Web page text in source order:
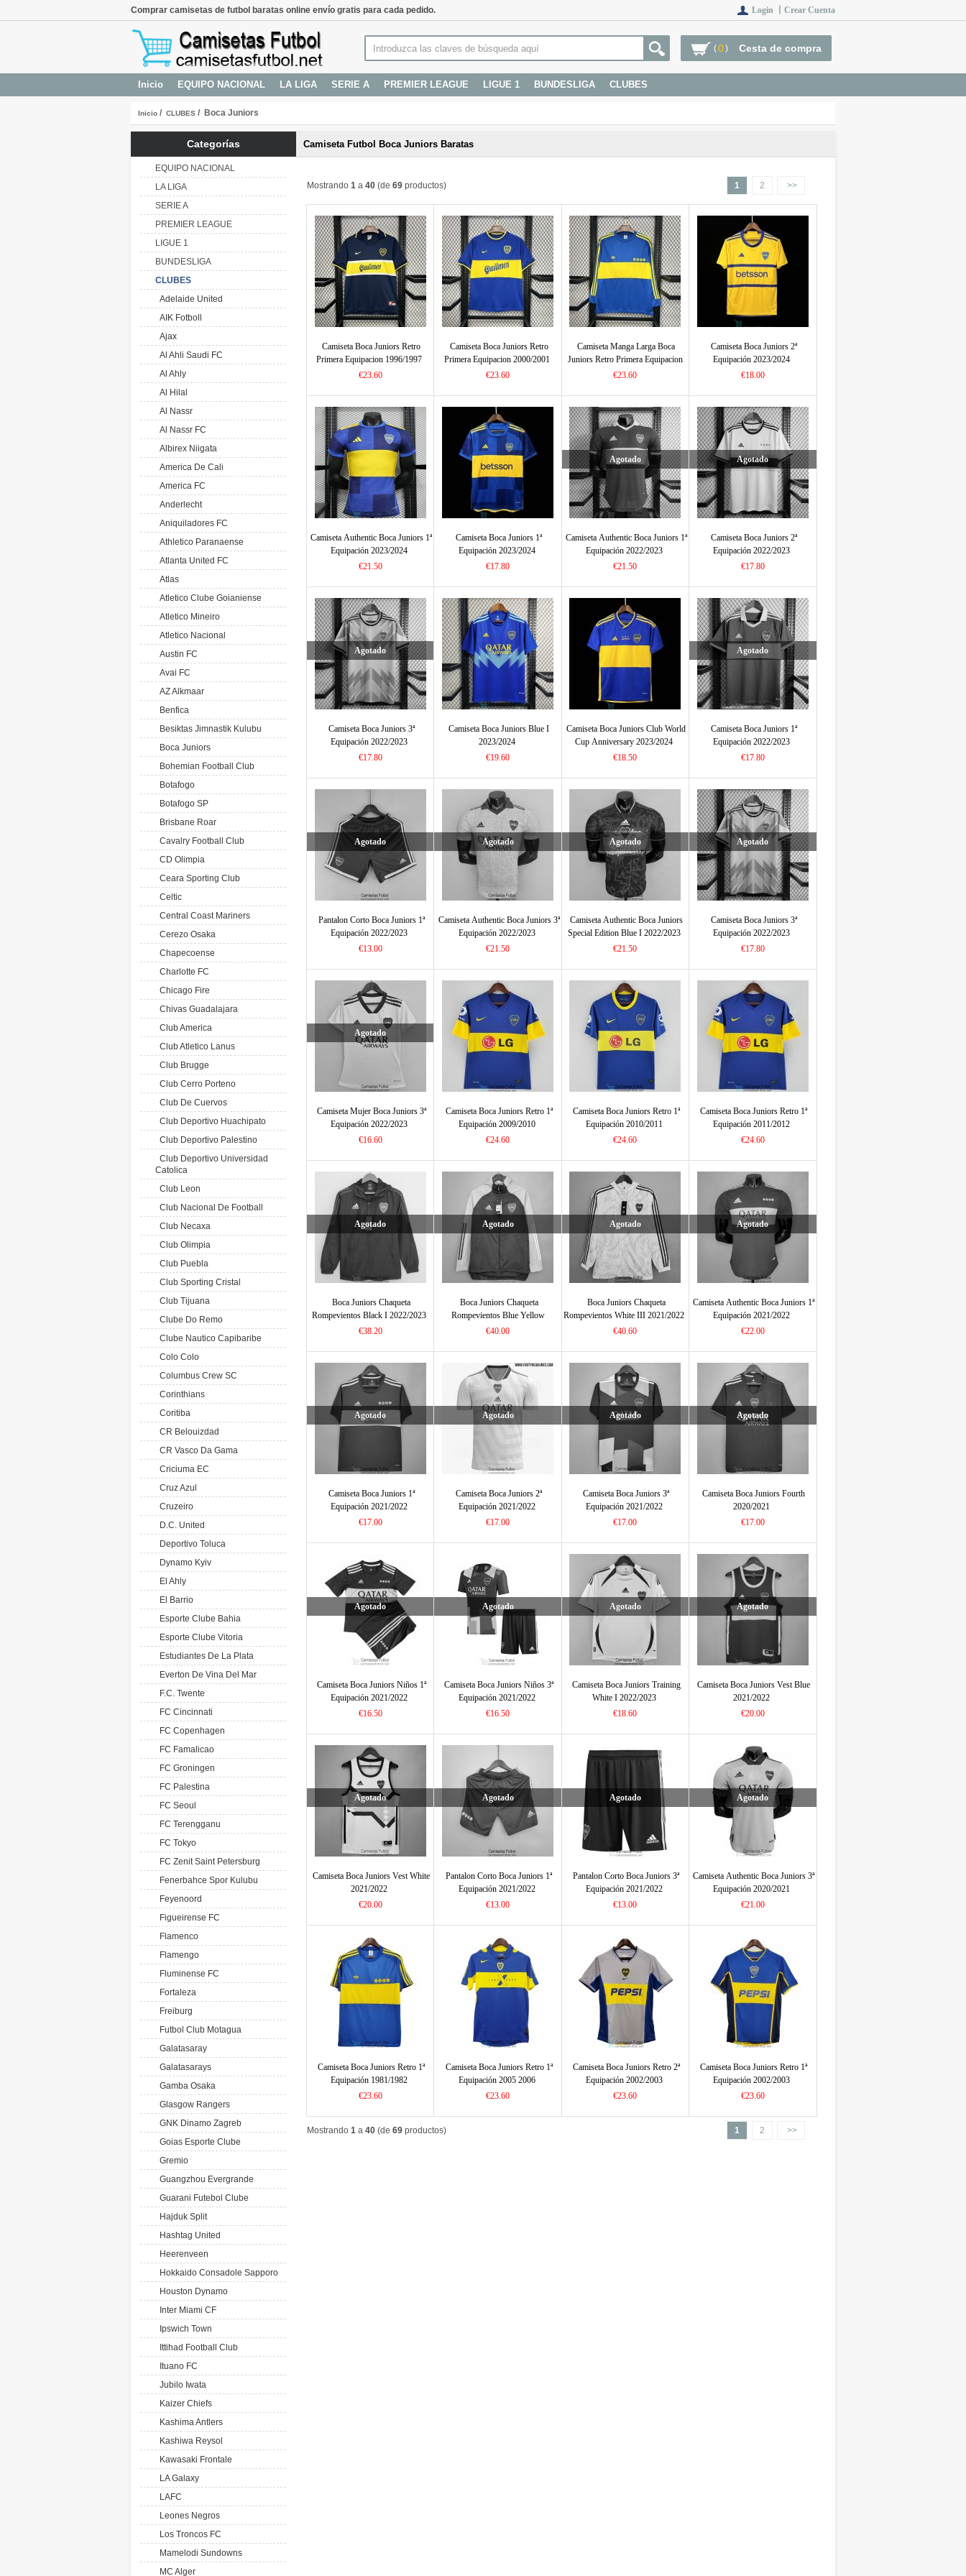
Comprar camisetas de futbol baratas online envío gratis para cada pedido. Login 丨 Crear Cuenta
(0) Cesta de compra
Inicio EQUIPO NACIONAL LA LIGA SERIE A PREMIER LEAGUE LIGUE 1 BUNDESLIGA CLUBES
Inicio / CLUBES / Boca Juniors
Categorías
EQUIPO NACIONAL
LA LIGA
SERIE A
PREMIER LEAGUE
LIGUE 1
BUNDESLIGA
CLUBES
Adelaide United
AIK Fotboll
Ajax
Al Ahli Saudi FC
Al Ahly
Al Hilal
Al Nassr
Al Nassr FC
Albirex Niigata
America De Cali
America FC
Anderlecht
Aniquiladores FC
Athletico Paranaense
Atlanta United FC
Atlas
Atletico Clube Goianiense
Atletico Mineiro
Atletico Nacional
Austin FC
Avai FC
AZ Alkmaar
Benfica
Besiktas Jimnastik Kulubu
Boca Juniors
Bohemian Football Club
Botafogo
Botafogo SP
Brisbane Roar
Cavalry Football Club
CD Olimpia
Ceara Sporting Club
Celtic
Central Coast Mariners
Cerezo Osaka
Chapecoense
Charlotte FC
Chicago Fire
Chivas Guadalajara
Club America
Club Atletico Lanus
Club Brugge
Club Cerro Porteno
Club De Cuervos
Club Deportivo Huachipato
Club Deportivo Palestino
Club Deportivo Universidad
Catolica
Club Leon
Club Nacional De Football
Club Necaxa
Club Olimpia
Club Puebla
Club Sporting Cristal
Club Tijuana
Clube Do Remo
Clube Nautico Capibaribe
Colo Colo
Columbus Crew SC
Corinthians
Coritiba
CR Belouizdad
CR Vasco Da Gama
Criciuma EC
Cruz Azul
Cruzeiro
D.C. United
Deportivo Toluca
Dynamo Kyiv
El Ahly
El Barrio
Esporte Clube Bahia
Esporte Clube Vitoria
Estudiantes De La Plata
Everton De Vina Del Mar
F.C. Twente
FC Cincinnati
FC Copenhagen
FC Famalicao
FC Groningen
FC Palestina
FC Seoul
FC Terengganu
FC Tokyo
FC Zenit Saint Petersburg
Fenerbahce Spor Kulubu
Feyenoord
Figueirense FC
Flamenco
Flamengo
Fluminense FC
Fortaleza
Freiburg
Futbol Club Motagua
Galatasaray
Galatasarays
Gamba Osaka
Glasgow Rangers
GNK Dinamo Zagreb
Goias Esporte Clube
Gremio
Guangzhou Evergrande
Guarani Futebol Clube
Hajduk Split
Hashtag United
Heerenveen
Hokkaido Consadole Sapporo
Houston Dynamo
Inter Miami CF
Ipswich Town
Ittihad Football Club
Ituano FC
Jubilo Iwata
Kaizer Chiefs
Kashima Antlers
Kashiwa Reysol
Kawasaki Frontale
LA Galaxy
LAFC
Leones Negros
Los Troncos FC
Mamelodi Sundowns
MC Alger
Camiseta Futbol Boca Juniors Baratas
Mostrando 1 a 40 (de 69 productos) 1 2 >>
Camiseta Boca Juniors Retro
Primera Equipacion 1996/1997
€23.60
Camiseta Boca Juniors Retro
Primera Equipacion 2000/2001
€23.60
Camiseta Manga Larga Boca
Juniors Retro Primera Equipacion
1981
€23.60
Camiseta Boca Juniors 2ª
Equipación 2023/2024
€18.00
Camiseta Authentic Boca Juniors 1ª
Equipación 2023/2024
€21.50
Camiseta Boca Juniors 1ª
Equipación 2023/2024
€17.80
Agotado
Camiseta Authentic Boca Juniors 1ª
Equipación 2022/2023
€21.50
Agotado
Camiseta Boca Juniors 2ª
Equipación 2022/2023
€17.80
Agotado
Camiseta Boca Juniors 3ª
Equipación 2022/2023
€17.80
Camiseta Boca Juniors Blue I
2023/2024
€19.60
Camiseta Boca Juniors Club World
Cup Anniversary 2023/2024
€18.50
Agotado
Camiseta Boca Juniors 1ª
Equipación 2022/2023
€17.80
Agotado
Pantalon Corto Boca Juniors 1ª
Equipación 2022/2023
€13.00
Agotado
Camiseta Authentic Boca Juniors 3ª
Equipación 2022/2023
€21.50
Agotado
Camiseta Authentic Boca Juniors
Special Edition Blue I 2022/2023
€21.50
Agotado
Camiseta Boca Juniors 3ª
Equipación 2022/2023
€17.80
Agotado
Camiseta Mujer Boca Juniors 3ª
Equipación 2022/2023
€16.60
Camiseta Boca Juniors Retro 1ª
Equipación 2009/2010
€24.60
Camiseta Boca Juniors Retro 1ª
Equipación 2010/2011
€24.60
Camiseta Boca Juniors Retro 1ª
Equipación 2011/2012
€24.60
Agotado
Boca Juniors Chaqueta
Rompevientos Black I 2022/2023
€38.20
Agotado
Boca Juniors Chaqueta
Rompevientos Blue Yellow
2021/2022
€40.00
Agotado
Boca Juniors Chaqueta
Rompevientos White III 2021/2022
€40.60
Agotado
Camiseta Authentic Boca Juniors 1ª
Equipación 2021/2022
€22.00
Agotado
Camiseta Boca Juniors 1ª
Equipación 2021/2022
€17.00
Agotado
Camiseta Boca Juniors 2ª
Equipación 2021/2022
€17.00
Agotado
Camiseta Boca Juniors 3ª
Equipación 2021/2022
€17.00
Agotado
Camiseta Boca Juniors Fourth
2020/2021
€17.00
Agotado
Camiseta Boca Juniors Niños 1ª
Equipación 2021/2022
€16.50
Agotado
Camiseta Boca Juniors Niños 3ª
Equipación 2021/2022
€16.50
Agotado
Camiseta Boca Juniors Training
White I 2022/2023
€18.60
Agotado
Camiseta Boca Juniors Vest Blue
2021/2022
€20.00
Agotado
Camiseta Boca Juniors Vest White
2021/2022
€20.00
Agotado
Pantalon Corto Boca Juniors 1ª
Equipación 2021/2022
€13.00
Agotado
Pantalon Corto Boca Juniors 3ª
Equipación 2021/2022
€13.00
Agotado
Camiseta Authentic Boca Juniors 3ª
Equipación 2020/2021
€21.00
Camiseta Boca Juniors Retro 1ª
Equipación 1981/1982
€23.60
Camiseta Boca Juniors Retro 1ª
Equipación 2005 2006
€23.60
Camiseta Boca Juniors Retro 2ª
Equipación 2002/2003
€23.60
Camiseta Boca Juniors Retro 1ª
Equipación 2002/2003
€23.60
Mostrando 1 a 40 (de 69 productos) 1 2 >>